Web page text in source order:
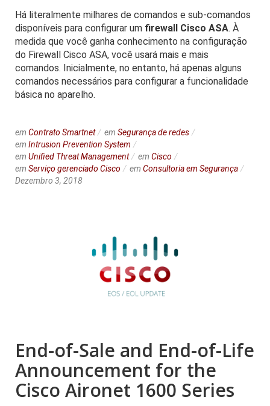
Há literalmente milhares de comandos e sub-comandos
disponíveis para configurar um firewall Cisco ASA. À
medida que você ganha conhecimento na configuração
do Firewall Cisco ASA, você usará mais e mais
comandos. Inicialmente, no entanto, há apenas alguns
comandos necessários para configurar a funcionalidade
básica no aparelho.
em Contrato Smartnet em Segurança de redes
em Intrusion Prevention System
em Unified Threat Management em Cisco
em Serviço gerenciado Cisco em Consultoria em Segurança
Dezembro 3, 2018
End-of-Sale and End-of-Life
Announcement for the
Cisco Aironet 1600 Series